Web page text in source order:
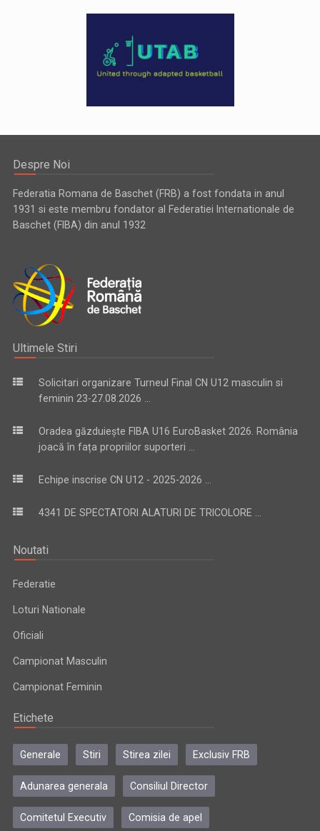
Despre Noi
Federatia Romana de Baschet (FRB) a fost fondata in anul
1931 si este membru fondator al Federatiei Internationale de
Baschet (FIBA) din anul 1932
Ultimele Stiri
Solicitari organizare Turneul Final CN U12 masculin si
feminin 23-27.08.2026 ...
Oradea găzduiește FIBA U16 EuroBasket 2026. România
joacă în fața propriilor suporteri ...
Echipe inscrise CN U12 - 2025-2026 ...
4341 DE SPECTATORI ALATURI DE TRICOLORE ...
Noutati
Federatie
Loturi Nationale
Oficiali
Campionat Masculin
Campionat Feminin
Etichete
Generale Stiri Stirea zilei Exclusiv FRB
Adunarea generala Consiliul Director
Comitetul Executiv Comisia de apel